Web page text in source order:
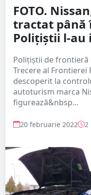
FOTO.
tractat până
Polițiștii l-au
Poliţiştii de
Trecere al Frontierei
descoperit la
autoturism marca
figurează&nbsp...
20 februarie 2022 2